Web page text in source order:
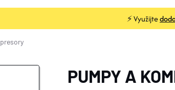
⚡ Využijte
PUMPY A